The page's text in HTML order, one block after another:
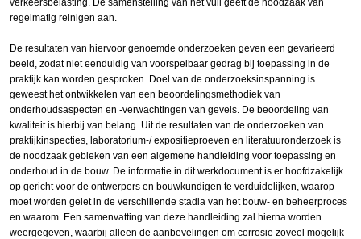
regelmatig reinigen aan.
De resultaten van hiervoor genoemde onderzoeken geven een gevarieerd
beeld, zodat niet eenduidig van voorspelbaar gedrag bij toepassing in de
praktijk kan worden gesproken. Doel van de onderzoeksinspanning is
geweest het ontwikkelen van een beoordelingsmethodiek van
onderhoudsaspecten en -verwachtingen van gevels. De beoordeling van
kwaliteit is hierbij van belang. Uit de resultaten van de onderzoeken van
praktijkinspecties, laboratorium-/ expositieproeven en literatuuronderzoek is
de noodzaak gebleken van een algemene handleiding voor toepassing en
onderhoud in de bouw. De informatie in dit werkdocument is er hoofdzakelijk
op gericht voor de ontwerpers en bouwkundigen te verduidelijken, waarop
moet worden gelet in de verschillende stadia van het bouw- en beheerproces
en waarom. Een samenvatting van deze handleiding zal hierna worden
weergegeven, waarbij alleen de aanbevelingen om corrosie zoveel mogelijk